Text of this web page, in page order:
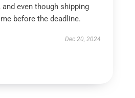
even though shipping
before the deadline.
Dec 20, 2024